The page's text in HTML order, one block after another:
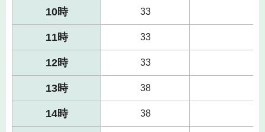
10時 33
11時 33
12時 33
13時 38
14時 38